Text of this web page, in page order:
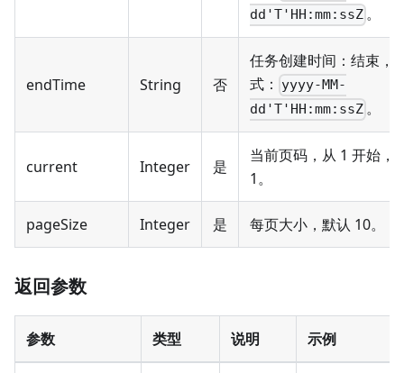
dd'T'HH:mm:ssZ 。
endTime String 否
任务创建时间：结束，
式：
yyyy-MM-
dd'T'HH:mm:ssZ 。
current Integer 是
当前页码，从 1 开始，
1。
pageSize Integer 是 每页大小，默认 10。
返回参数
参数 类型 说明 示例